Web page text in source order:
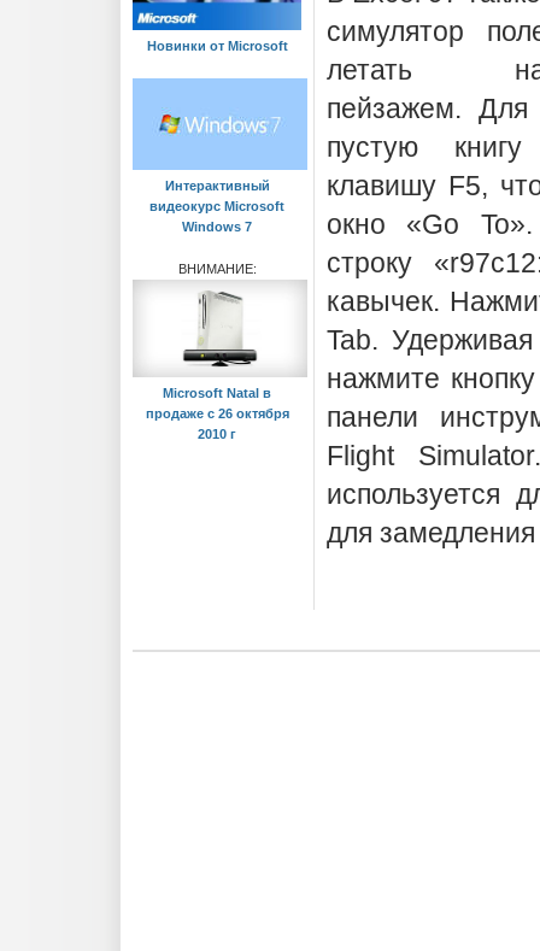
Новинки от Мicrosoft
Интерактивный
видеокурс Microsoft
Windows 7
ВНИМАНИЕ:
Microsoft Natal в
продаже с 26 октября
2010 г
симулятор
летать
пейзажем. Для
пустую
клавишу F5,
окно «Go
строку
кавычек.
Tab.
нажмите
панели
Flight
используется
для замедления